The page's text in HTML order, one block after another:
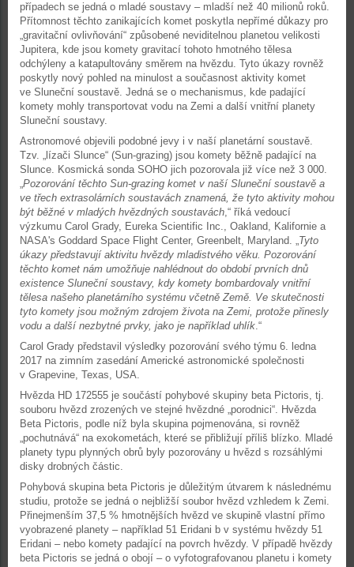
případech se jedná o mladé soustavy – mladší než 40 milionů roků.
Přítomnost těchto zanikajících komet poskytla nepřímé důkazy pro
„gravitační ovlivňování“ způsobené neviditelnou planetou velikosti
Jupitera, kde jsou komety gravitací tohoto hmotného tělesa
odchýleny a katapultovány směrem na hvězdu. Tyto úkazy rovněž
poskytly nový pohled na minulost a současnost aktivity komet
ve Sluneční soustavě. Jedná se o mechanismus, kde padající
komety mohly transportovat vodu na Zemi a další vnitřní planety
Sluneční soustavy.
Astronomové objevili podobné jevy i v naší planetární soustavě.
Tzv. „lízači Slunce“ (Sun-grazing) jsou komety běžně padající na
Slunce. Kosmická sonda SOHO jich pozorovala již více než 3 000.
„Pozorování těchto Sun-grazing komet v naší Sluneční soustavě a
ve třech extrasolárních soustavách znamená, že tyto aktivity mohou
být běžné v mladých hvězdných soustavách,“ říká vedoucí
výzkumu Carol Grady, Eureka Scientific Inc., Oakland, Kalifornie a
NASA's Goddard Space Flight Center, Greenbelt, Maryland. „Tyto
úkazy představují aktivitu hvězdy mladistvého věku. Pozorování
těchto komet nám umožňuje nahlédnout do období prvních dnů
existence Sluneční soustavy, kdy komety bombardovaly vnitřní
tělesa našeho planetárního systému včetně Země. Ve skutečnosti
tyto komety jsou možným zdrojem života na Zemi, protože přinesly
vodu a další nezbytné prvky, jako je například uhlík.“
Carol Grady představil výsledky pozorování svého týmu 6. ledna
2017 na zimním zasedání Americké astronomické společnosti
v Grapevine, Texas, USA.
Hvězda HD 172555 je součástí pohybové skupiny beta Pictoris, tj.
souboru hvězd zrozených ve stejné hvězdné „porodnici“. Hvězda
Beta Pictoris, podle níž byla skupina pojmenována, si rovněž
„pochutnává“ na exokometách, které se přibližují příliš blízko. Mladé
planety typu plynných obrů byly pozorovány u hvězd s rozsáhlými
disky drobných částic.
Pohybová skupina beta Pictoris je důležitým útvarem k následnému
studiu, protože se jedná o nejbližší soubor hvězd vzhledem k Zemi.
Přinejmenším 37,5 % hmotnějších hvězd ve skupině vlastní přímo
vyobrazené planety – například 51 Eridani b v systému hvězdy 51
Eridani – nebo komety padající na povrch hvězdy. V případě hvězdy
beta Pictoris se jedná o obojí – o vyfotografovanou planetu i komety